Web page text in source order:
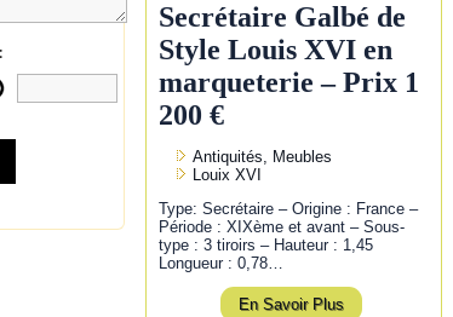
Secrétaire Galbé de
Style Louis XVI en
marqueterie – Prix 1
200 €
Antiquités, Meubles
Louix XVI
Type: Secrétaire – Origine : France –
Période : XIXème et avant – Sous-
type : 3 tiroirs – Hauteur : 1,45
Longueur : 0,78…
En Savoir Plus